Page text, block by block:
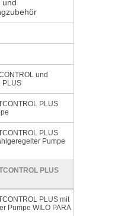
und
und
PLUS
PLUS
PLUS
Pumpe
PLUS
PLUS mit
Pumpe WILO PARA